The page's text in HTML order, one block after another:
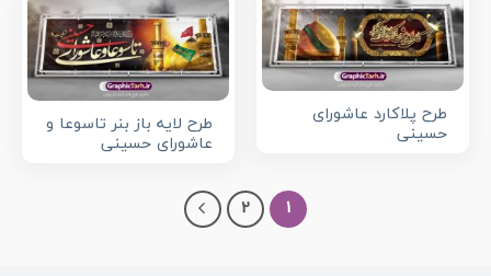
طرح پلاکارد عاشورای
حسینی
طرح لایه باز بنر تاسوعا و
عاشورای حسینی
1
2